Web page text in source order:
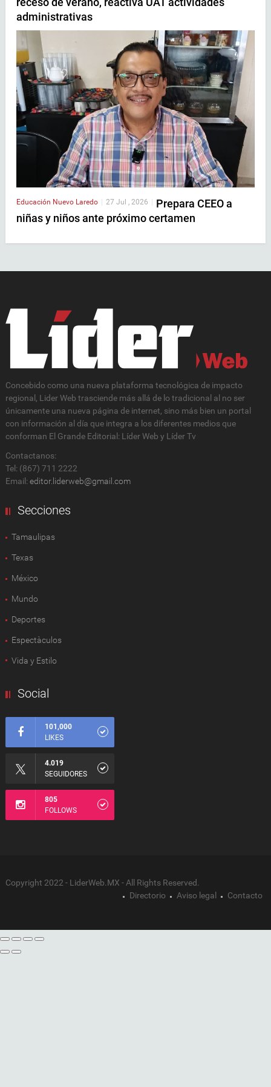
administrativas
Educación Nuevo Laredo 27 Jul , 2026
Prepara CEEO a
niñas y niños ante próximo certamen
Concebido como una nueva plataforma tecnológica de impacto
regional, Lider Web trasciende más allá de lo tradicional al no ser
únicamente una nueva página de internet, sino más bien un portal
con información al día que integra a los diferentes medios que
conforman El Grande Editorial: Líder Web y Líder Tv
Contactanos:
Tel: (867) 711 2222
Email: editor.liderweb@gmail.com
Secciones
Tamaulipas
Texas
México
Mundo
Deportes
Espectàculos
Vida y Estilo
Social
101,000
LIKES
4.019
SEGUIDORES
805
FOLLOWS
Copyright 2022 - LiderWeb.MX - All Rights Reserved.
Directorio
Aviso legal Contacto